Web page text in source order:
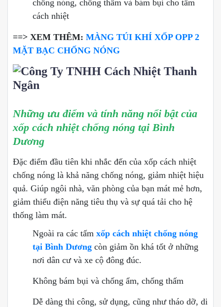
chống nóng, chống thấm và bám bụi cho tấm
cách nhiệt
==> XEM THÊM: MÀNG TÚI KHÍ XỐP OPP 2
MẶT BẠC CHỐNG NÓNG
Những ưu điểm và tính năng nổi bật của
xốp cách nhiệt chống nóng tại Bình
Dương
Đặc điểm đầu tiên khi nhắc đến của xốp cách nhiệt
chống nóng là khả năng chống nóng, giảm nhiệt hiệu
quả. Giúp ngôi nhà, văn phòng của bạn mát mẻ hơn,
giảm thiểu điện năng tiêu thụ và sự quá tải cho hệ
thống làm mát.
Ngoài ra các tấm xốp cách nhiệt chống nóng
tại Bình Dương còn giảm ồn khá tốt ở những
nơi dân cư và xe cộ đông đúc.
Không bám bụi và chống ẩm, chống thấm
Dễ dàng thi công, sử dụng, cũng như tháo dỡ, di